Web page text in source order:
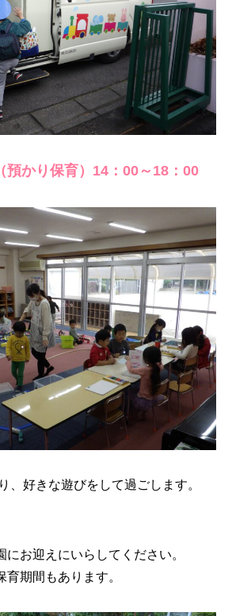
預かり保育）14：00～18：00
、好きな遊びをして過ごします。
お迎えにいらしてください。
期間もあります。